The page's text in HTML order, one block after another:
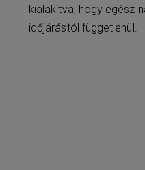
kialakítva, hogy egész
időjárástól függetlenül.